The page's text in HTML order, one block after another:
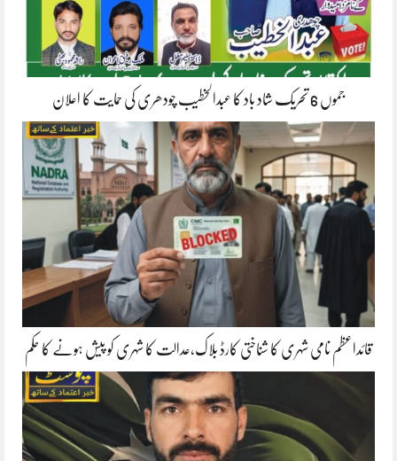
جموں 6 تحریک شاد باد کا عبدالخطیب چودھری کی حمایت کا اعلان
قائداعظم نامی شہری کا شناختی کارڈ بلاک،عدالت کا شہری کو پیش ہونے کا حکم